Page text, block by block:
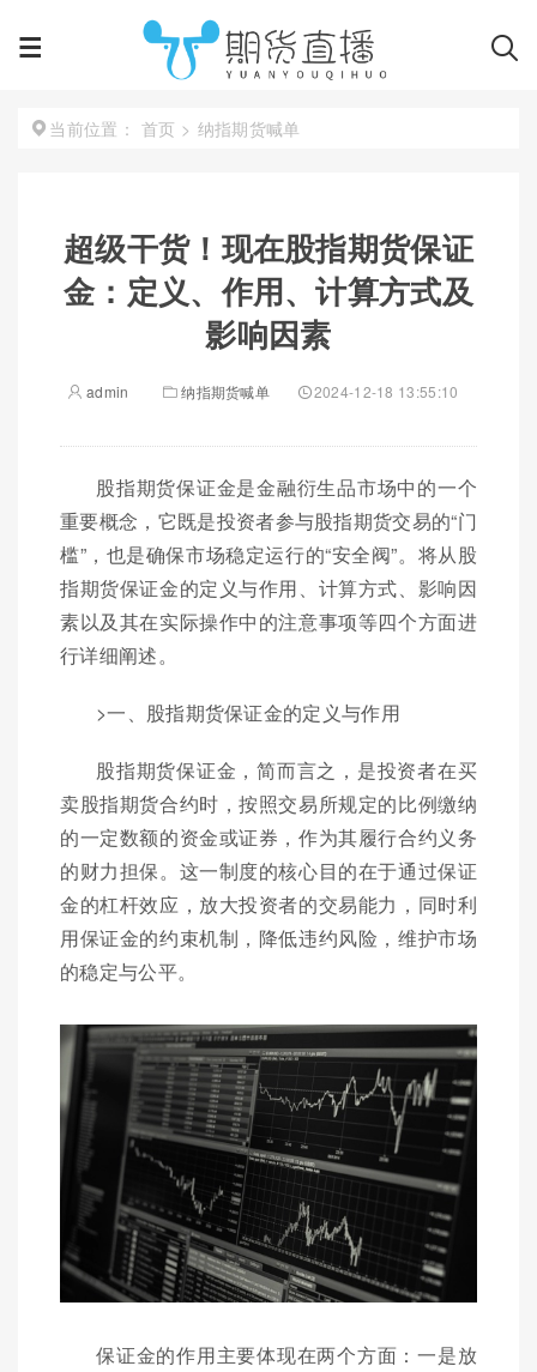
当前位置： 首页 > 纳指期货喊单
超级干货！现在股指期货保证
金：定义、作用、计算方式及
影响因素
admin 纳指期货喊单 2024-12-18 13:55:10
股指期货保证金是金融衍生品市场中的一个
重要概念，它既是投资者参与股指期货交易的“门
槛”，也是确保市场稳定运行的“安全阀”。将从股
指期货保证金的定义与作用、计算方式、影响因
素以及其在实际操作中的注意事项等四个方面进
行详细阐述。
>一、股指期货保证金的定义与作用
股指期货保证金，简而言之，是投资者在买
卖股指期货合约时，按照交易所规定的比例缴纳
的一定数额的资金或证券，作为其履行合约义务
的财力担保。这一制度的核心目的在于通过保证
金的杠杆效应，放大投资者的交易能力，同时利
用保证金的约束机制，降低违约风险，维护市场
的稳定与公平。
保证金的作用主要体现在两个方面：一是放